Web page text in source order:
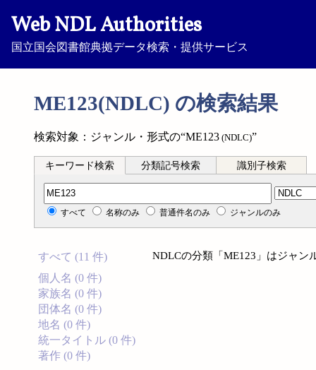
Web NDL Authorities
国立国会図書館典拠データ検索・提供サービス
ME123(NDLC) の検索結果
検索対象：ジャンル・形式の“ME123 (NDLC)”
キーワード検索 分類記号検索 識別子検索
分類記号検索
すべて 名称のみ 普通件名のみ ジャンルのみ
すべて (11 件)
個人名 (0 件)
家族名 (0 件)
団体名 (0 件)
地名 (0 件)
統一タイトル (0 件)
著作 (0 件)
NDLCの分類「ME123」はジャン